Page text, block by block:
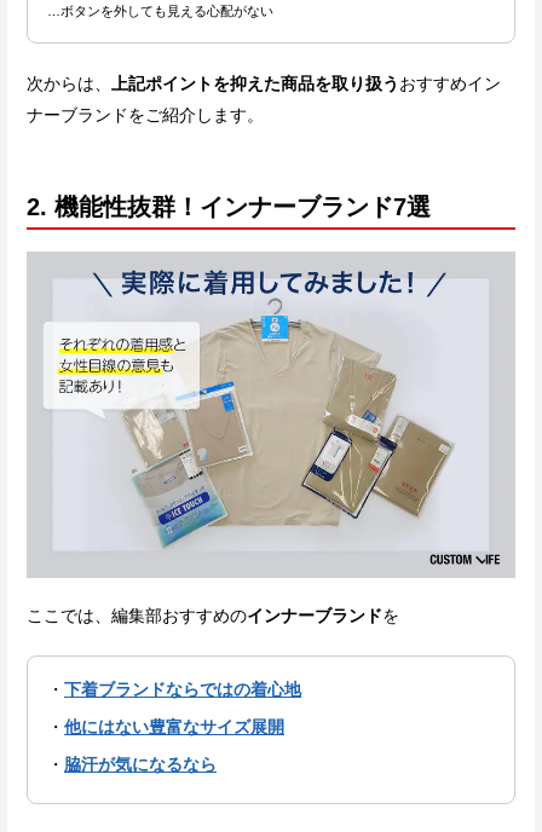
…ボタンを外しても見える心配がない
次からは、 上記ポイントを抑えた商品を取り扱う おすすめイン
ナーブランドをご紹介します。
2. 機能性抜群！インナーブランド7選
ここでは、編集部おすすめのインナーブランドを
下着ブランドならではの着心地
他にはない豊富なサイズ展開
脇汗が気になるなら